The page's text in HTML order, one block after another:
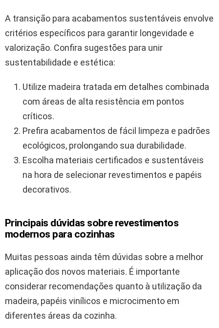
A transição para acabamentos sustentáveis envolve
critérios específicos para garantir longevidade e
valorização. Confira sugestões para unir
sustentabilidade e estética:
Utilize madeira tratada em detalhes combinada
com áreas de alta resistência em pontos
críticos.
Prefira acabamentos de fácil limpeza e padrões
ecológicos, prolongando sua durabilidade.
Escolha materiais certificados e sustentáveis
na hora de selecionar revestimentos e papéis
decorativos.
Principais dúvidas sobre revestimentos
modernos para cozinhas
Muitas pessoas ainda têm dúvidas sobre a melhor
aplicação dos novos materiais. É importante
considerar recomendações quanto à utilização da
madeira, papéis vinílicos e microcimento em
diferentes áreas da cozinha.